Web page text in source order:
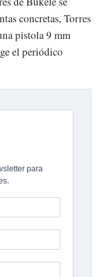
concretas, Torres
pistola 9 mm
el periódico